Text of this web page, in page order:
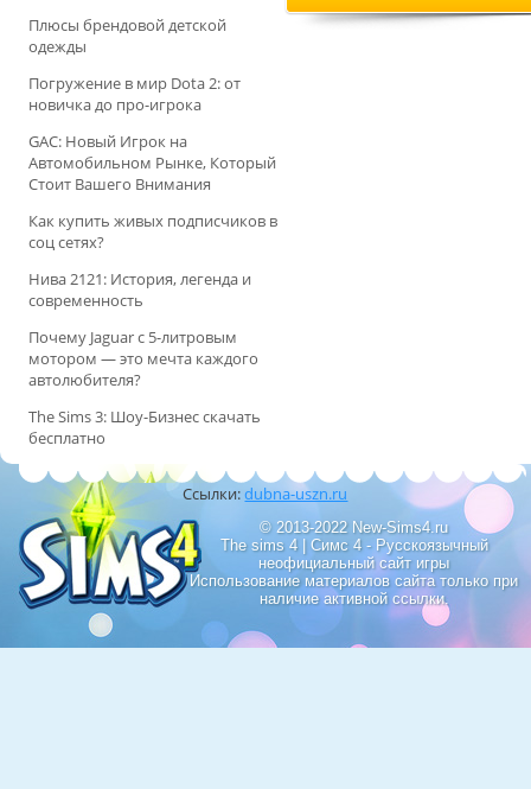
Плюсы брендовой детской
одежды
Погружение в мир Dota 2: от
новичка до про-игрока
GAC: Новый Игрок на
Автомобильном Рынке, Который
Стоит Вашего Внимания
Как купить живых подписчиков в
соц сетях?
Нива 2121: История, легенда и
современность
Почему Jaguar с 5-литровым
мотором — это мечта каждого
автолюбителя?
The Sims 3: Шоу-Бизнес скачать
бесплатно
© 2013-2022 New-Sims4.ru
The sims 4 | Симс 4 - Русскоязычный
неофициальный сайт игры
Использование материалов сайта только при
наличие активной ссылки.
Ссылки:dubna-uszn.ru